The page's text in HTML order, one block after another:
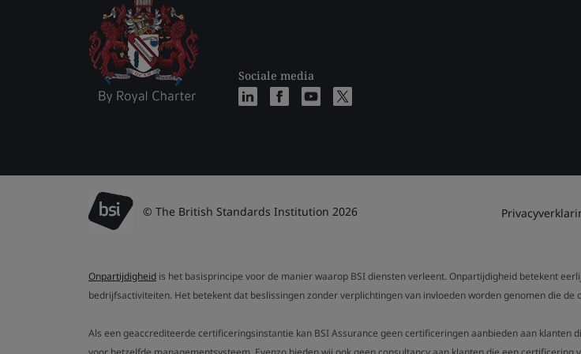
Sociale media
© The British Standards Institution 2026
Onpartijdigheid is het basisprincipe voor de manier waarop BSI diensten verleent. Onpartijdigheid betekent
bedrijfsactiviteiten. Het betekent dat beslissingen zonder verplichtingen van invloeden worden genomen die
Als een geaccrediteerde certificeringsinstantie kan BSI Assurance geen certificeringen aanbieden aan klanten